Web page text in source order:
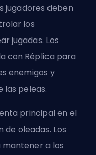
jugadores deben
los
jugadas. Los
con Réplica para
enemigos y
las peleas.
principal en el
oleadas. Los
a los